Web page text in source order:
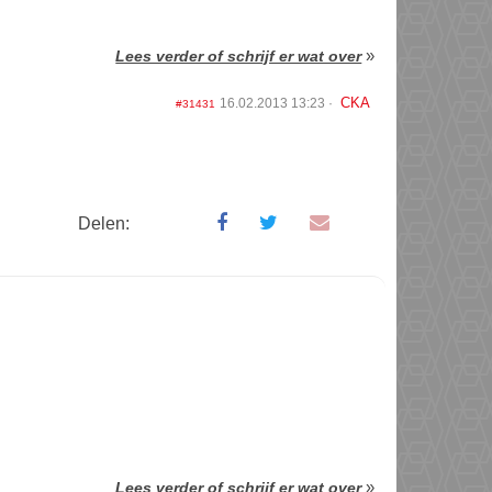
Lees verder of schrijf er wat over»
#31431 16.02.2013 13:23 CKA
Delen:
Lees verder of schrijf er wat over»